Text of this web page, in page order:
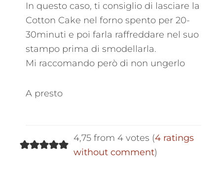
In questo caso, ti consiglio di lasciare la
Cotton Cake nel forno spento per 20-
30minuti e poi farla raffreddare nel suo
stampo prima di smodellarla.
Mi raccomando però di non ungerlo
A presto
4,75 from 4 votes (4 ratings
without comment)